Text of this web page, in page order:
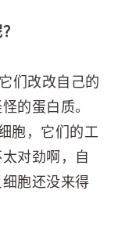
们改改自己的
的蛋白质。
胞，它们的工
对劲啊，自
胞还没来得